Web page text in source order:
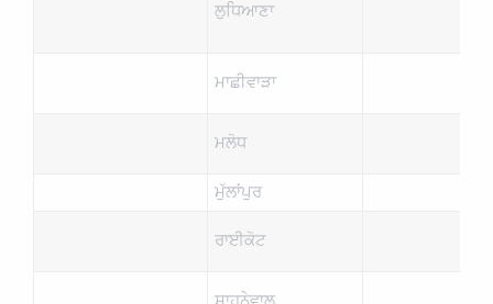
ਲੁਧਿਆਣਾ
ਮਾਛੀਵਾੜਾ
ਮਲੋਧ
ਮੁੱਲਾਂਪੁਰ
ਰਾਈਕੋਟ